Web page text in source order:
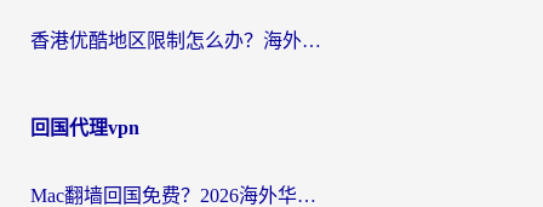
香港优酷地区限制怎么办？海外党亲测有效的追剧解决方案
回国代理vpn
Mac翻墙回国免费？2026海外华人亲测：从CCTV5直播到国内APP，这样选加速器才靠谱